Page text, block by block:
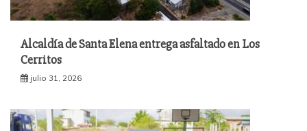
Alcaldía de Santa Elena entrega asfaltado en Los
Cerritos
julio 31, 2026